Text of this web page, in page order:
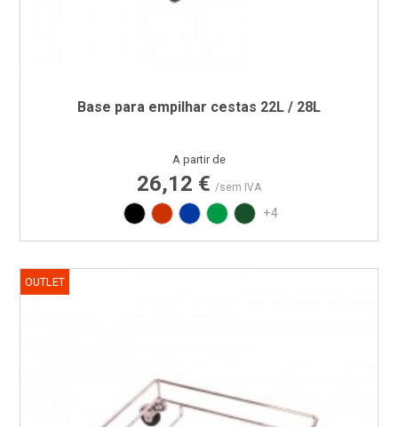
Base para empilhar cestas 22L / 28L
Preço
A partir de
26,12 € /sem IVA
Preto Vermelho RAL3020
Azul PAN 293C
Verde PAN 347C
Verde PAN 357C
+4
OUTLET